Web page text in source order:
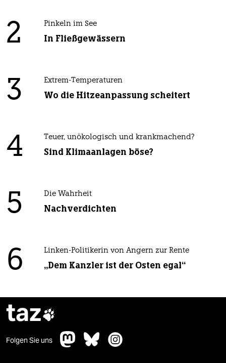
2 Pinkeln im See
In Fließgewässern
3 Extrem-Temperaturen
Wo die Hitzeanpassung scheitert
4 Teuer, unökologisch und krankmachend?
Sind Klimaanlagen böse?
5 Die Wahrheit
Nachverdichten
6 Linken-Politikerin von Angern zur Rente
„Dem Kanzler ist der Osten egal“
taz
Folgen Sie uns